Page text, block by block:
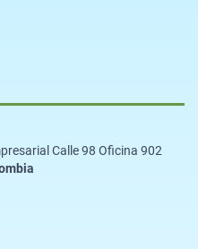
Calle 98 Oficina 902